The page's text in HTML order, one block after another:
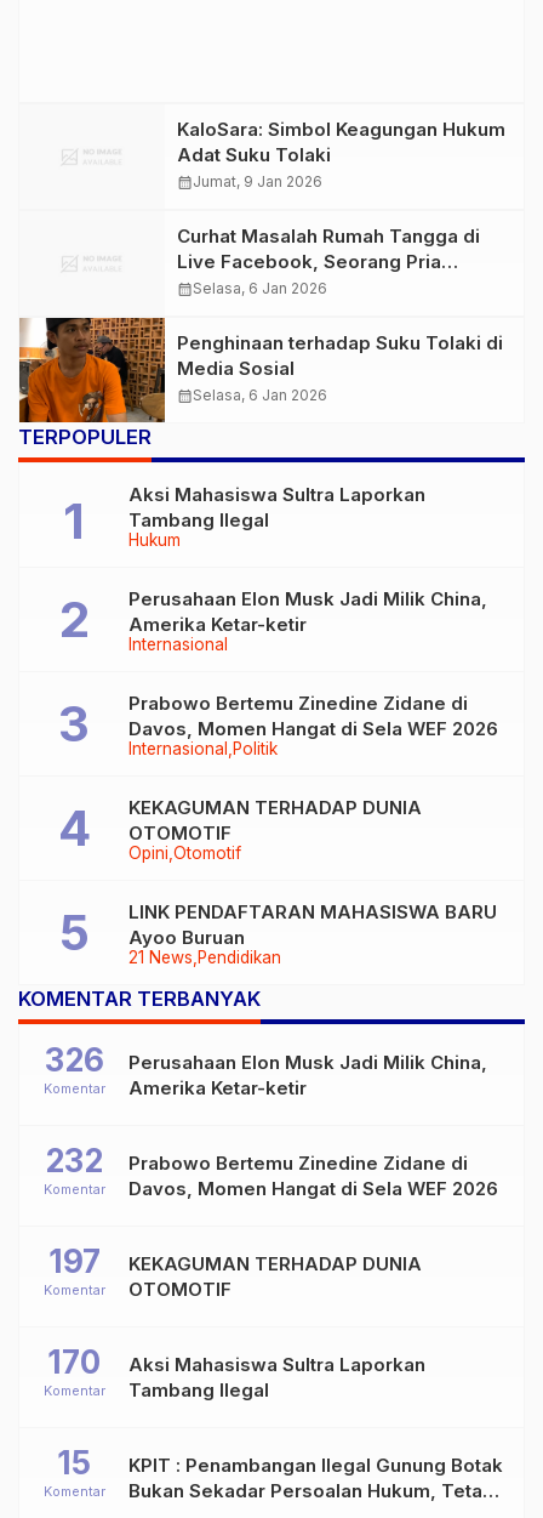
KaloSara: Simbol Keagungan Hukum
Adat Suku Tolaki
calendar_monthJumat, 9 Jan 2026
Curhat Masalah Rumah Tangga di
Live Facebook, Seorang Pria
Singgung Ormas Tolaki
calendar_monthSelasa, 6 Jan 2026
Penghinaan terhadap Suku Tolaki di
Media Sosial
calendar_monthSelasa, 6 Jan 2026
TERPOPULER
Hukum
Aksi Mahasiswa Sultra Laporkan
Tambang Ilegal
Internasional
Perusahaan Elon Musk Jadi Milik China,
Amerika Ketar-ketir
Internasional Politik
Prabowo Bertemu Zinedine Zidane di
Davos, Momen Hangat di Sela WEF 2026
Opini Otomotif
KEKAGUMAN TERHADAP DUNIA
OTOMOTIF
21 News Pendidikan
LINK PENDAFTARAN MAHASISWA BARU
Ayoo Buruan
KOMENTAR TERBANYAK
Perusahaan Elon Musk Jadi Milik China,
Amerika Ketar-ketir
326
Komentar
Prabowo Bertemu Zinedine Zidane di
Davos, Momen Hangat di Sela WEF 2026
232
Komentar
KEKAGUMAN TERHADAP DUNIA
OTOMOTIF
197
Komentar
Aksi Mahasiswa Sultra Laporkan
Tambang Ilegal
170
Komentar
KPIT : Penambangan Ilegal Gunung Botak
Bukan Sekadar Persoalan Hukum, Tetapi
15
Komentar